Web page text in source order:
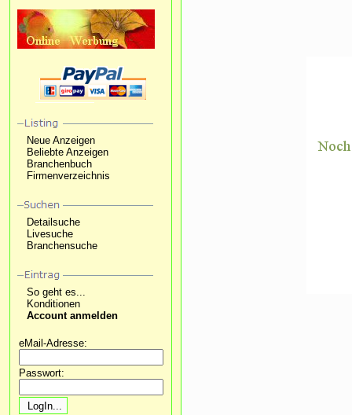
Neue Anzeigen
Beliebte Anzeigen
Branchenbuch
Firmenverzeichnis
Detailsuche
Livesuche
Branchensuche
So geht es...
Konditionen
Account anmelden
eMail-Adresse:
Passwort: